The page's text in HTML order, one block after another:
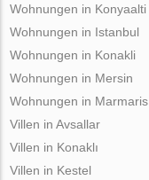
Wohnungen in Konyaalti
Wohnungen in Istanbul
Wohnungen in Konakli
Wohnungen in Mersin
Wohnungen in Marmaris
Villen in Avsallar
Villen in Konaklı
Villen in Kestel